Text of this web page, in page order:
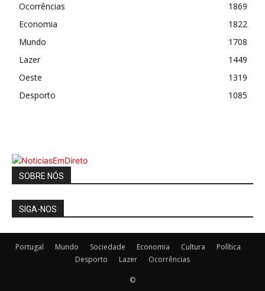
Ocorrências
1869
Economia
1822
Mundo
1708
Lazer
1449
Oeste
1319
Desporto
1085
SOBRE NÓS
SIGA-NOS
Portugal Mundo Sociedade Economia Cultura
Política
Desporto
Lazer Ocorrências
©